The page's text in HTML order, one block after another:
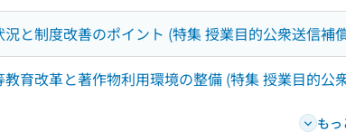
と制度改善のポイント (特集 授業目的公衆送信補
育改革と著作物利用環境の整備 (特集 授業目的公
もっ